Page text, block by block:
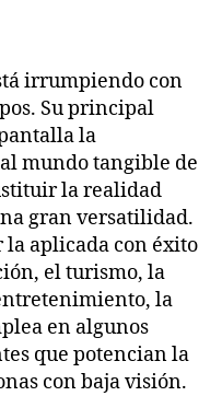
en
interiores
que
emplea
la
Realidad
Aumentada
irrumpiendo con
Su principal
la
mundo tangible de
la realidad
gran versatilidad.
la aplicada con éxito
el turismo, la
la
en algunos
que potencian la
con baja visión.